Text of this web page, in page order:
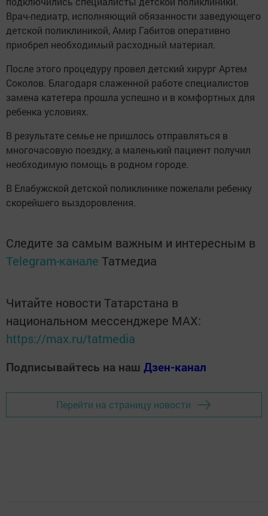
Врач-педиатр, исполняющий обязанности заведующего
детской поликлиникой, Амир Габитов оперативно
приобрел необходимый расходный материал.
После этого процедуру провел детский хирург Артем
Соколов. Благодаря слаженной работе специалистов
замена катетера прошла успешно и в комфортных для
ребенка условиях.
В результате семье не пришлось отправляться в
многочасовую поездку, а маленький пациент получил
необходимую помощь в родном городе.
В Елабужской детской поликлинике пожелали ребенку
скорейшего выздоровления.
Следите за самым важным и интересным в
Telegram-канале Татмедиа
Читайте новости Татарстана в
национальном мессенджере MАХ:
https://max.ru/tatmedia
Подписывайтесь на наш Дзен-канал
Перейти на страницу новости